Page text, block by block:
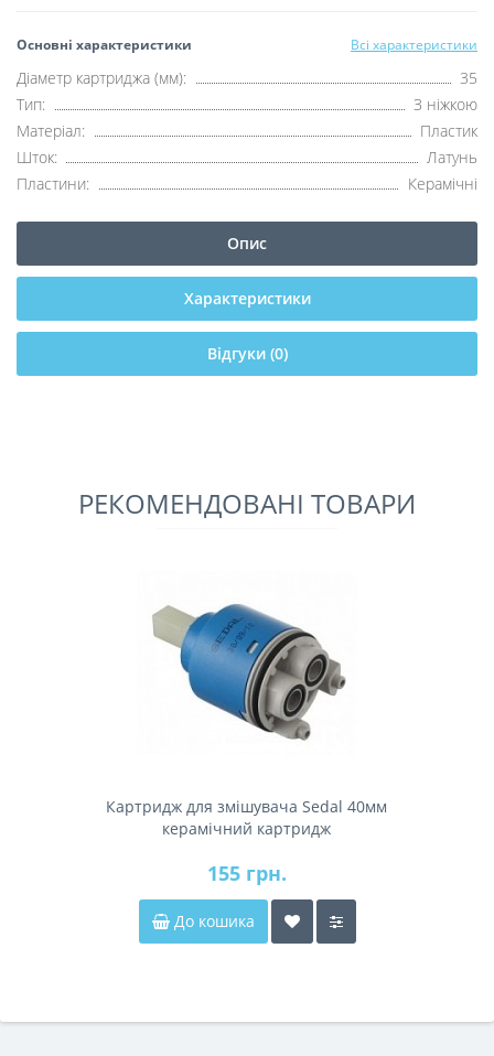
Основні характеристики Всі характеристики
Діаметр картриджа (мм):
35
Тип:
З ніжкою
Матеріал:
Пластик
Шток:
Латунь
Пластини:
Керамічні
Опис
Характеристики
Відгуки (0)
РЕКОМЕНДОВАНІ ТОВАРИ
Картридж для змішувача Sedal 40мм
керамічний картридж
155 грн.
До кошика